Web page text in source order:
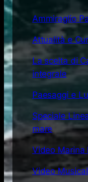
Ammiraglio
Attualità e
La scelta di
integrale
Paesaggi e
Speciale
mare
Video Marina
Video